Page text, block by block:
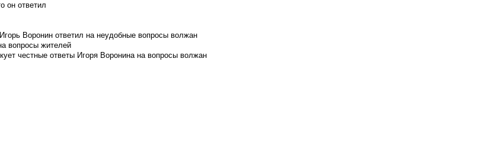
он ответил
Воронин ответил на неудобные вопросы волжан
вопросы жителей
честные ответы Игоря Воронина на вопросы волжан